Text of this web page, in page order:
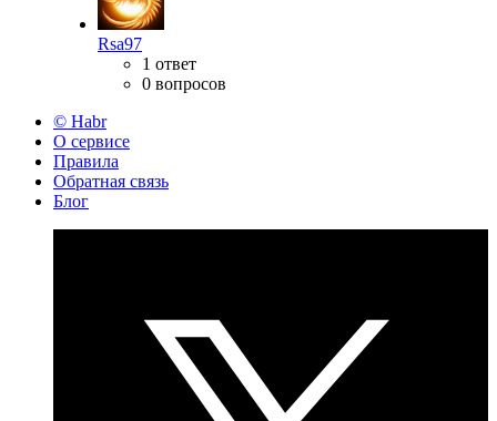
Rsa97
1 ответ
0 вопросов
© Habr
О сервисе
Правила
Обратная связь
Блог